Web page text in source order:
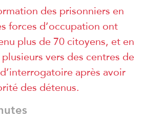
des prisonniers en
forces d’occupation ont
plus de 70 citoyens, et en
vers des centres de
après avoir
des détenus.